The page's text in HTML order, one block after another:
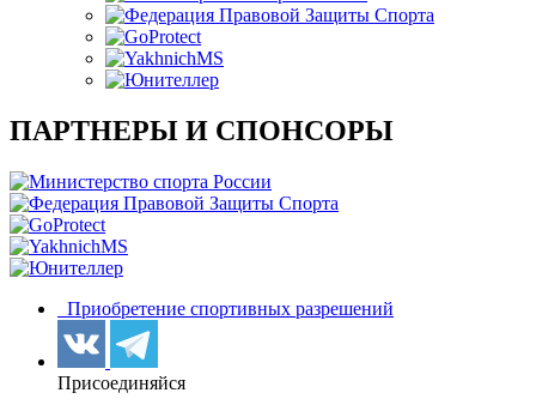
ПАРТНЕРЫ И СПОНСОРЫ
Приобретение спортивных разрешений
Присоединяйся